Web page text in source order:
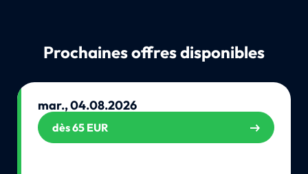
Prochaines offres disponibles
mar., 04.08.2026
dès 65 EUR